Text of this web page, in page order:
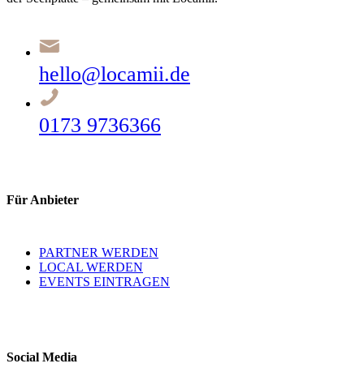
hello@locamii.de
0173 9736366
Für Anbieter
PARTNER WERDEN
LOCAL WERDEN
EVENTS EINTRAGEN
Social Media